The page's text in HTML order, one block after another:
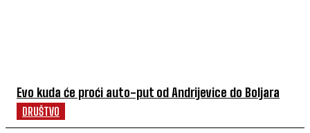
Evo kuda će proći auto-put od Andrijevice do Boljara
DRUŠTVO